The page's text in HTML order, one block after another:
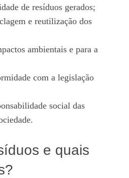
de resíduos gerados;
e reutilização dos
ambientais e para a
com a legislação
social das
e quais